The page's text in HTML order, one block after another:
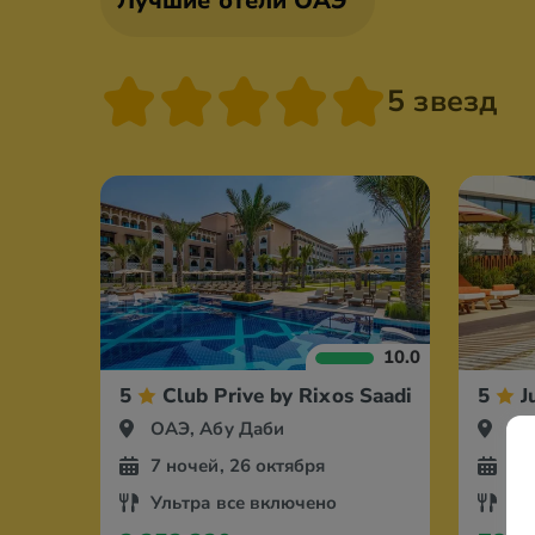
5 звезд
10.0
5 Club Prive by Rixos Saadiyat Island
ОАЭ, Абу Даби
7 ночей, 26 октября
Ультра все включено
5